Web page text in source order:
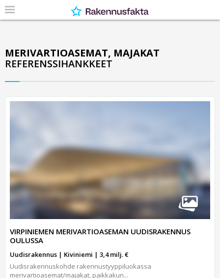
MERIVARTIOASEMAT, MAJAKAT
REFERENSSIHANKKEET
VIRPINIEMEN MERIVARTIOASEMAN UUDISRAKENNUS
OULUSSA
Uudisrakennus | Kiviniemi | 3,4 milj. €
Uudisrakennuskohde rakennustyyppiluokassa
merivartioasemat/majakat, paikkakun...